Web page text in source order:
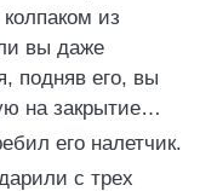
из
вы даже
подняв его, вы
на закрытие…
его налетчик.
с трех